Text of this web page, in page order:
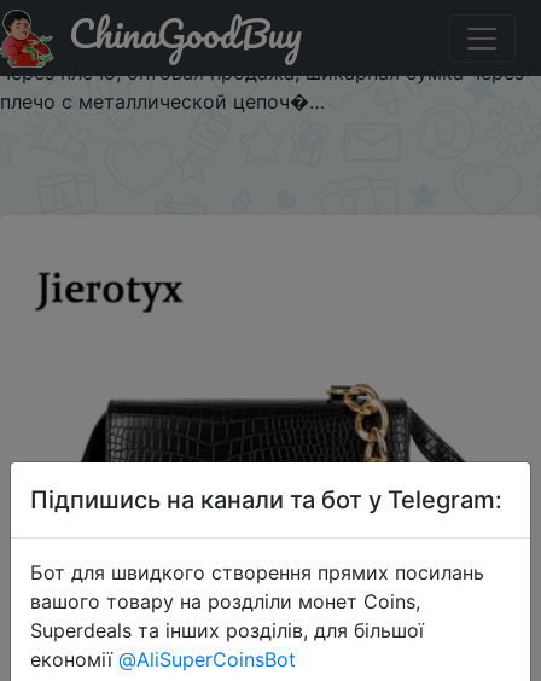
Паридбати з промокодом $3/3 Новинка 2020,
изысканные дизайнерские женские сумки JIEROTYX
через плечо, оптовая продажа, шикарная сумка через
плечо с металлической цепоч�…
ChinaGoodBuy
Підпишись на канали та бот у Telegram:
Бот для швидкого створення прямих посилань
вашого товару на роздліли монет Coins,
Superdeals та інших розділів, для більшої
економії @AliSuperCoinsBot